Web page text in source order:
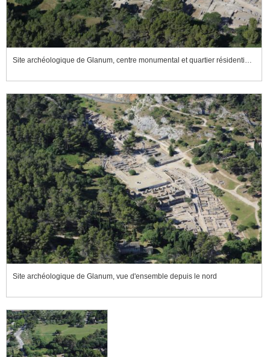
Site archéologique de Glanum, centre monumental et quartier résidentiel vus de l'est
Site archéologique de Glanum, vue d'ensemble depuis le nord